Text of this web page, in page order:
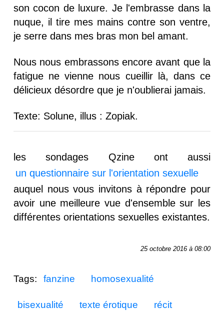
son cocon de luxure. Je l'embrasse dans la
nuque, il tire mes mains contre son ventre,
je serre dans mes bras mon bel amant.
Nous nous embrassons encore avant que la
fatigue ne vienne nous cueillir là, dans ce
délicieux désordre que je n'oublierai jamais.
Texte: Solune, illus : Zopiak.
les sondages Qzine ont aussi
un questionnaire sur l'orientation sexuelle
auquel nous vous invitons à répondre pour
avoir une meilleure vue d'ensemble sur les
différentes orientations sexuelles existantes.
25 octobre 2016 à 08:00
Tags: fanzine homosexualité
bisexualité texte érotique récit